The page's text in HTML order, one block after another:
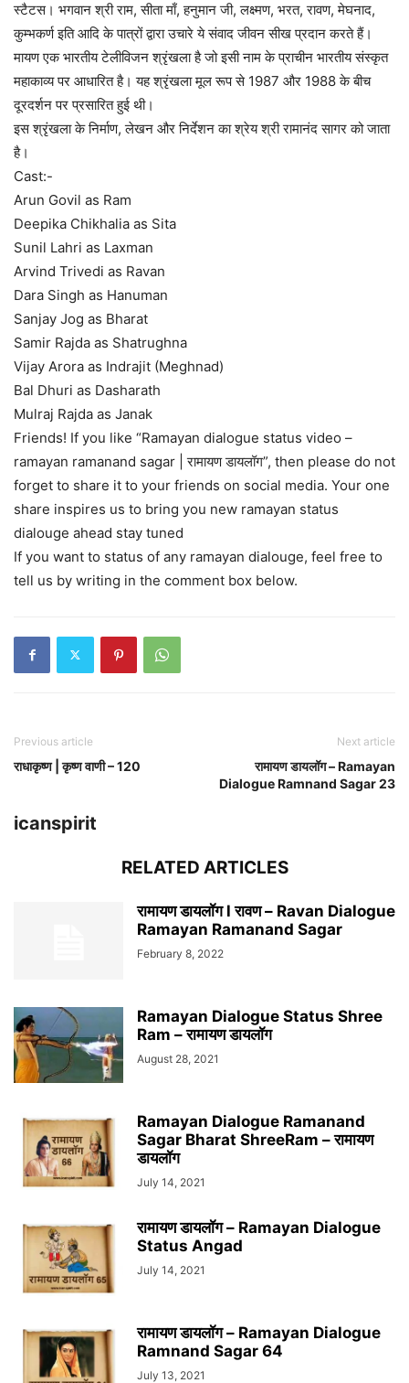
स्टैटस। भगवान श्री राम, सीता माँ, हनुमान जी, लक्ष्मण, भरत, रावण, मेघनाद,
कुम्भकर्ण इति आदि के पात्रों द्वारा उचारे ये संवाद जीवन सीख प्रदान करते हैं।
मायण एक भारतीय टेलीविजन श्रृंखला है जो इसी नाम के प्राचीन भारतीय संस्कृत
महाकाव्य पर आधारित है। यह श्रृंखला मूल रूप से 1987 और 1988 के बीच
दूरदर्शन पर प्रसारित हुई थी।
इस श्रृंखला के निर्माण, लेखन और निर्देशन का श्रेय श्री रामानंद सागर को जाता
है।
Cast:-
Arun Govil as Ram
Deepika Chikhalia as Sita
Sunil Lahri as Laxman
Arvind Trivedi as Ravan
Dara Singh as Hanuman
Sanjay Jog as Bharat
Samir Rajda as Shatrughna
Vijay Arora as Indrajit (Meghnad)
Bal Dhuri as Dasharath
Mulraj Rajda as Janak
Friends! If you like “Ramayan dialogue status video –
ramayan ramanand sagar | रामायण डायलॉग”, then please do not
forget to share it to your friends on social media. Your one
share inspires us to bring you new ramayan status
dialouge ahead stay tuned
If you want to status of any ramayan dialouge, feel free to
tell us by writing in the comment box below.
Previous article
राधाकृष्ण | कृष्ण वाणी – 120
Next article
रामायण डायलॉग – Ramayan
Dialogue Ramnand Sagar 23
icanspirit
RELATED ARTICLES
रामायण डायलॉग l रावण – Ravan Dialogue
Ramayan Ramanand Sagar
February 8, 2022
Ramayan Dialogue Status Shree
Ram – रामायण डायलॉग
August 28, 2021
Ramayan Dialogue Ramanand
Sagar Bharat ShreeRam – रामायण
डायलॉग
July 14, 2021
रामायण डायलॉग – Ramayan Dialogue
Status Angad
July 14, 2021
रामायण डायलॉग – Ramayan Dialogue
Ramnand Sagar 64
July 13, 2021